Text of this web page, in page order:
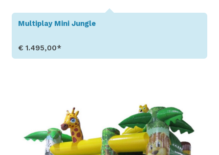
Multiplay Mini Jungle
€ 1.495,00*